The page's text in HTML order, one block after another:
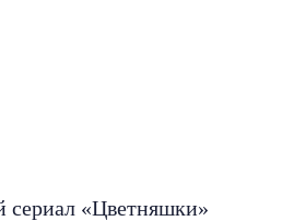
«Цветняшки»